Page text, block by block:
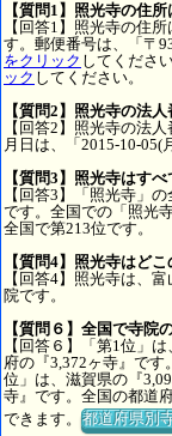
【質問1】照光寺の住
【回答1】照光寺の住
す。郵便番号は、「〒
をクリック してくださ
ック してください。
【質問2】照光寺の法
【回答2】照光寺の法
月日は、「2015-10-05(
【質問3】照光寺はす
【回答3】「照光寺」
です。全国での「照光
全国で第213位です。
【質問4】照光寺はど
【回答4】照光寺は、
院です。
【質問６】全国で寺院
【回答６】「第1位」
府の『3,372ヶ寺』で
位」は、滋賀県の『
寺』です。全国の都道
できます。都道府県別